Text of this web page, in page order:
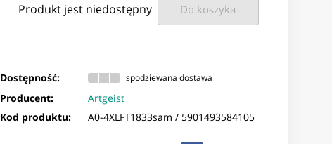
Produkt jest niedostępny Do koszyka
Dostępność: spodziewana dostawa
Producent:
Artgeist
Kod produktu:
A0-4XLFT1833sam / 5901493584105